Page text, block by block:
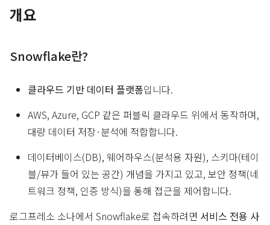
개요
Snowflake란?
클라우드 기반 데이터 플랫폼입니다.
AWS, Azure, GCP 같은 퍼블릭 클라우드 위에서 동작하며,
대량 데이터 저장·분석에 적합합니다.
데이터베이스(DB), 웨어하우스(분석용 자원), 스키마(테이
블/뷰가 들어 있는 공간) 개념을 가지고 있고, 보안 정책(네
트워크 정책, 인증 방식)을 통해 접근을 제어합니다.
로그프레소 소나에서 Snowflake로 접속하려면 서비스 전용 사